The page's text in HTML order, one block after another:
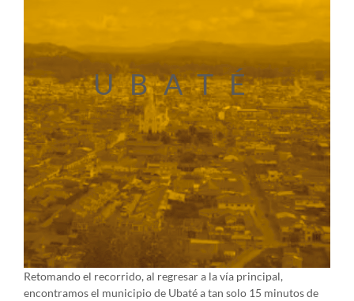
UBATÉ
Retomando el recorrido, al regresar a la vía principal,
encontramos el municipio de Ubaté a tan solo 15 minutos de